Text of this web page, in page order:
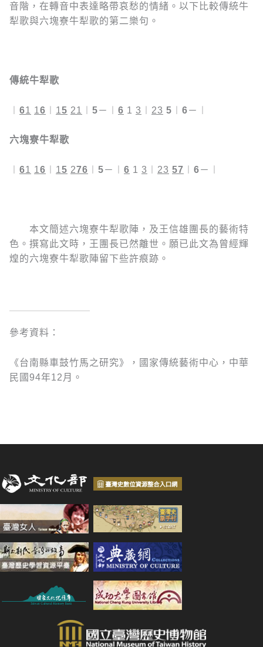
音階，在轉音中表達略帶哀愁的情緒。以下比較傳統牛
犁歌與六塊寮牛犁歌的第二樂句。
傳統牛犁歌
61 16 15 21 5－︱ 6 1 3 23 5 6－︱
六塊寮牛犁歌
61 16 15 276 5－︱ 6 1 3 23 57 6－︱
本文簡述六塊寮牛犁歌陣，及王信雄團長的藝術特
色。撰寫此文時，王團長已然離世。願已此文為曾經輝
煌的六塊寮牛犁歌陣留下些許痕跡。
參考資料：
《台南縣車鼓竹馬之研究》，國家傳統藝術中心，中華
民國94年12月。